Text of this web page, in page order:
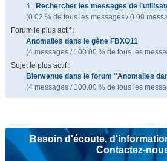
4 |
Rechercher les messages de
(0.02 % de tous les messages / 0.00
Forum le plus actif :
Anomalies dans le gène FBXO11
(4 messages / 100.00 % de tous les
Sujet le plus actif :
Bienvenue dans le forum "Anomalies
(4 messages / 100.00 % de tous les
Besoin d'écoute,
Contactez-